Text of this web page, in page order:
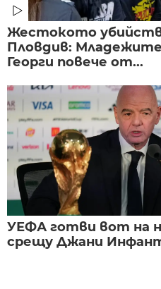
Жестокото
Пловдив: Младежите
Георги повече от...
УЕФА готви вот на
срещу Джани